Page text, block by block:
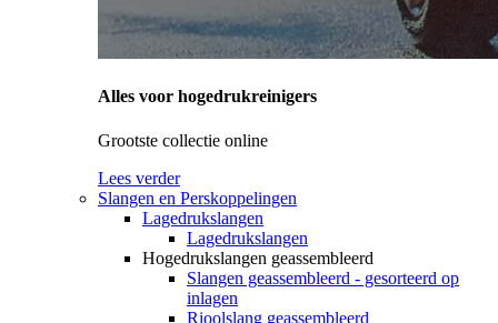
Alles voor hogedrukreinigers
Grootste collectie online
Lees verder
Slangen en Perskoppelingen
Lagedrukslangen
Lagedrukslangen
Hogedrukslangen geassembleerd
Slangen geassembleerd - gesorteerd op
inlagen
Rioolslang geassembleerd